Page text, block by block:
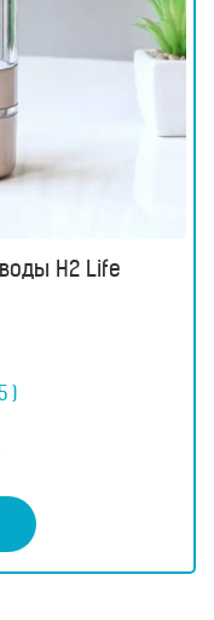
H2 Life
)